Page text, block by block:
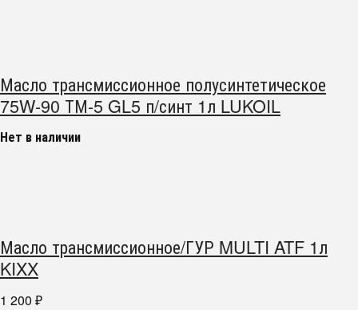
Масло трансмиссионное полусинтетическое
75W-90 ТМ-5 GL5 п/синт 1л LUKOIL
Нет в наличии
Масло трансмиссионное/ГУР MULTI ATF 1л
KIXX
1 200 ₽